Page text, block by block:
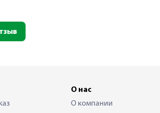
О нас
О компании